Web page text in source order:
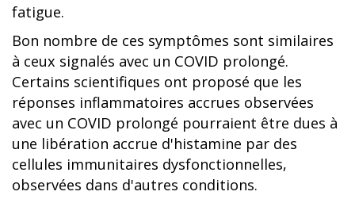
fatigue.
Bon nombre de ces symptômes sont similaires
à ceux signalés avec un COVID prolongé.
Certains scientifiques ont proposé que les
réponses inflammatoires accrues observées
avec un COVID prolongé pourraient être dues à
une libération accrue d'histamine par des
cellules immunitaires dysfonctionnelles,
observées dans d'autres conditions.